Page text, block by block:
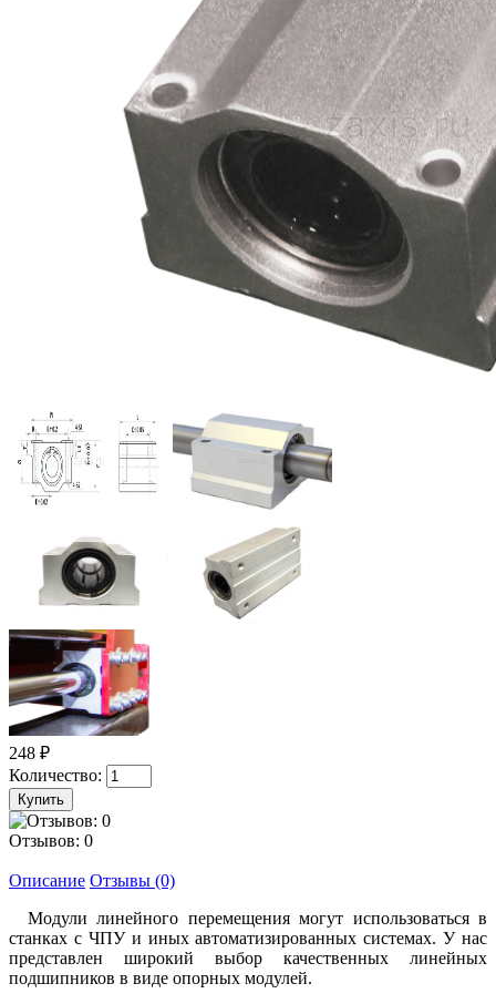
248 ₽
Количество:
Отзывов: 0
Описание Отзывы (0)
Модули линейного перемещения могут использоваться в
станках с ЧПУ и иных автоматизированных системах. У нас
представлен широкий выбор качественных линейных
подшипников в виде опорных модулей.